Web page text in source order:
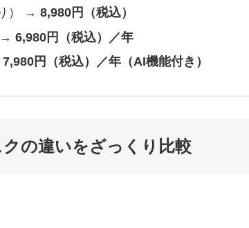
） → 8,980円（税込）
→ 6,980円（税込）／年
7,980円（税込）／年（AI機能付き）
の違いをざっくり比較